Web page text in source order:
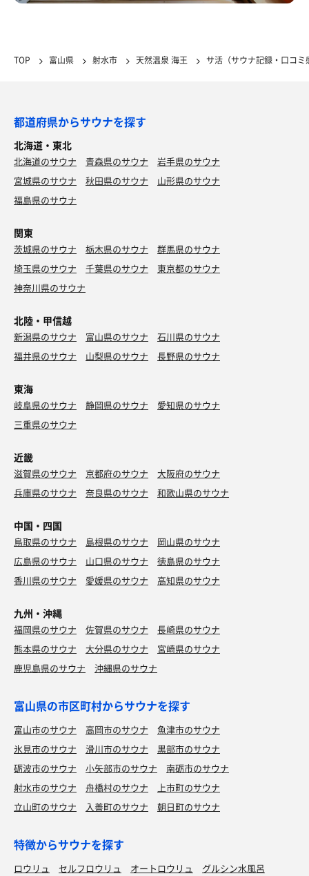
TOP 富山県 射水市 天然温泉 海王 サ活（サウナ記録・口コミ
都道府県からサウナを探す
北海道・東北
北海道のサウナ 青森県のサウナ
岩手県のサウナ
宮城県のサウナ
秋田県のサウナ
山形県のサウナ
福島県のサウナ
関東
茨城県のサウナ 栃木県のサウナ
群馬県のサウナ
埼玉県のサウナ
千葉県のサウナ
東京都のサウナ
神奈川県のサウナ
北陸・甲信越
新潟県のサウナ 富山県のサウナ
石川県のサウナ
福井県のサウナ
山梨県のサウナ 長野県のサウナ
東海
岐阜県のサウナ 静岡県のサウナ
愛知県のサウナ
三重県のサウナ
近畿
滋賀県のサウナ 京都府のサウナ
大阪府のサウナ
兵庫県のサウナ
奈良県のサウナ 和歌山県のサウナ
中国・四国
鳥取県のサウナ 島根県のサウナ
岡山県のサウナ
広島県のサウナ
山口県のサウナ
徳島県のサウナ
香川県のサウナ
愛媛県のサウナ 高知県のサウナ
九州・沖縄
福岡県のサウナ 佐賀県のサウナ
長崎県のサウナ
熊本県のサウナ
大分県のサウナ
宮崎県のサウナ
鹿児島県のサウナ
沖縄県のサウナ
富山県の市区町村からサウナを探す
富山市のサウナ 高岡市のサウナ
魚津市のサウナ
氷見市のサウナ
滑川市のサウナ
黒部市のサウナ
砺波市のサウナ
小矢部市のサウナ
南砺市のサウナ
射水市のサウナ
舟橋村のサウナ
上市町のサウナ
立山町のサウナ
入善町のサウナ 朝日町のサウナ
特徴からサウナを探す
ロウリュ セルフロウリュ オートロウリュ
グルシン水風呂